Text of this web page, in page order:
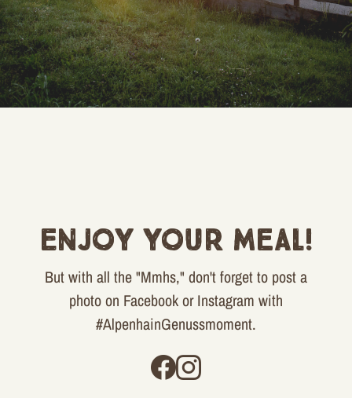
Enjoy your meal!
But with all the "Mmhs," don't forget to post a
photo on Facebook or Instagram with
#AlpenhainGenussmoment.